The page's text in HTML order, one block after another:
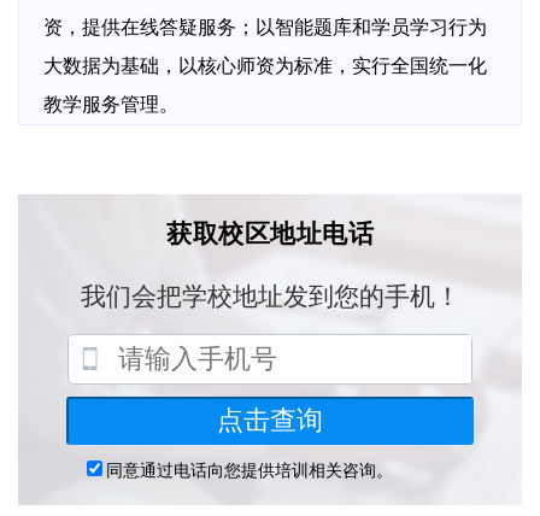
资，提供在线答疑服务；以智能题库和学员学习行为
大数据为基础，以核心师资为标准，实行全国统一化
教学服务管理。